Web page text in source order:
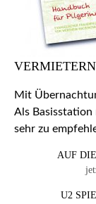
Mit
Als Basisstation
sehr zu
AUF
U2